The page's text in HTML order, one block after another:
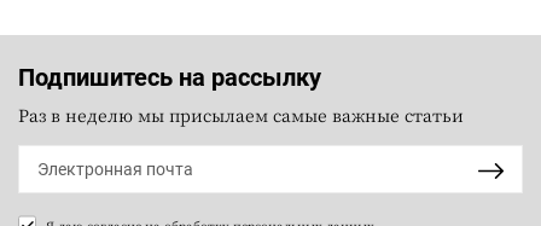
Подпишитесь на рассылку
Раз в неделю мы присылаем самые важные статьи